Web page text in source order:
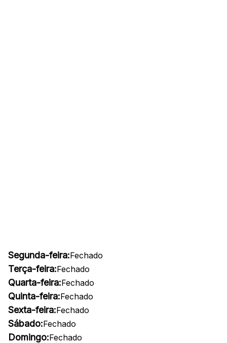
Segunda-feira:Fechado
Terça-feira:Fechado
Quarta-feira:Fechado
Quinta-feira:Fechado
Sexta-feira:Fechado
Sábado:Fechado
Domingo:Fechado